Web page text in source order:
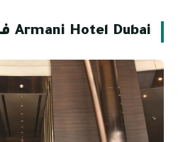
Armani Hotel Dubai فندق أرماني دبي